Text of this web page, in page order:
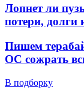
Лопнет ли
потери, долги
Пишем
ОС сожрать
В подборку